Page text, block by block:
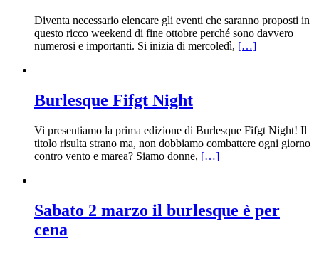
Diventa necessario elencare gli eventi che saranno proposti in
questo ricco weekend di fine ottobre perché sono davvero
numerosi e importanti. Si inizia di mercoledì, […]
Burlesque Fifgt Night
Vi presentiamo la prima edizione di Burlesque Fifgt Night! Il
titolo risulta strano ma, non dobbiamo combattere ogni giorno
contro vento e marea? Siamo donne, […]
Sabato 2 marzo il burlesque è per
cena